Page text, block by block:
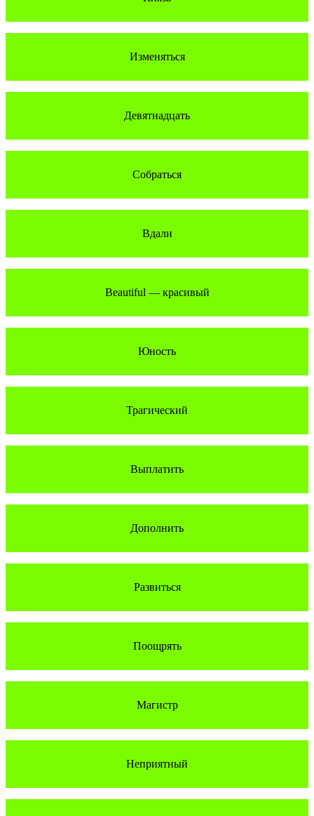
Изменяться
Девятнадцать
Собраться
Вдали
Beautiful — красивый
Юность
Трагический
Выплатить
Дополнить
Развиться
Поощрять
Магистр
Неприятный